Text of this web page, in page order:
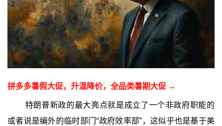
拼多多暑假大促，升温降价，全品类暑期大促 →
特朗普新政的最大亮点就是成立了一个非政府职能的
或者说是编外的临时部门“政府效率部”，这似乎也是基于美